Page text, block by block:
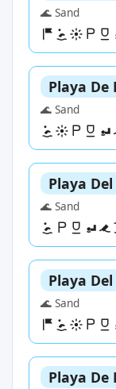
🌊 Sand
Playa De
🌊 Sand
Playa
🌊 Sand
Playa
🌊 Sand
Playa De